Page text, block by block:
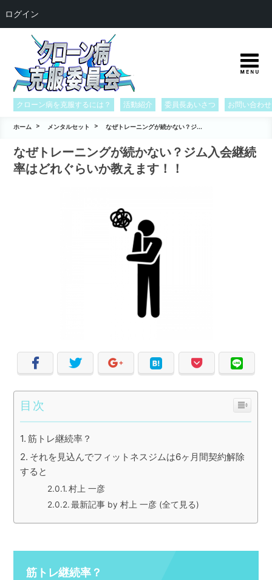
クローン病を克服するには？ 活動紹介 委員長あいさつ お問い合わせ
ホーム メンタルセット なぜトレーニングが続かない？ジ...
なぜトレーニングが続かない？ジム入会継続
率はどれぐらいか教えます！！
目次
筋トレ継続率？
それを見込んでフィットネスジムは6ヶ月間契約解除
すると
村上 一彦
最新記事 by 村上 一彦 (全て見る)
筋トレ継続率？
ログイン